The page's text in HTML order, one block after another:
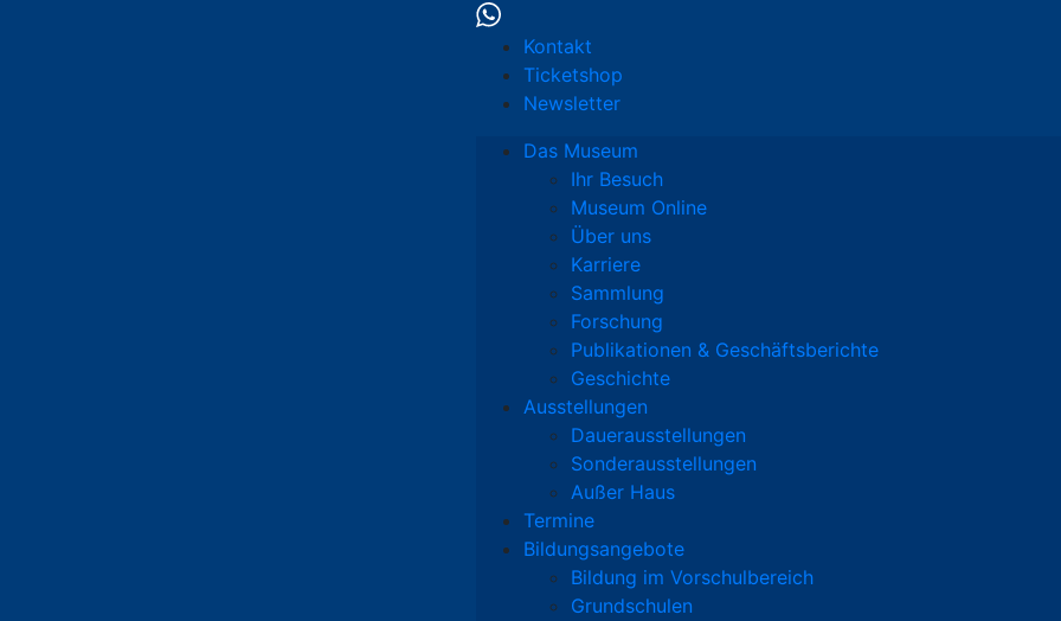
Kontakt
Ticketshop
Newsletter
Das Museum
Ihr Besuch
Museum Online
Über uns
Karriere
Sammlung
Forschung
Publikationen & Geschäftsberichte
Geschichte
Ausstellungen
Dauerausstellungen
Sonderausstellungen
Außer Haus
Termine
Bildungsangebote
Bildung im Vorschulbereich
Grundschulen